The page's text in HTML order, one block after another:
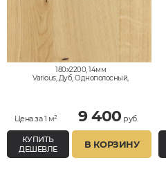
180x2200, 14мм
Various, Дуб, Однополосный,
Цена за 1 м² 9 400 руб.
КУПИТЬ
ДЕШЕВЛЕ
В КОРЗИНУ